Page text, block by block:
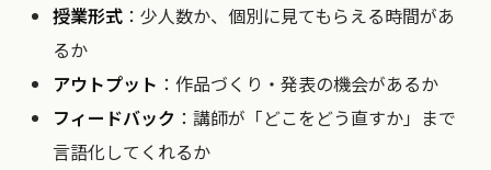
授業形式 ：少人数か、個別に見てもらえる時間があ
るか
アウトプット ：作品づくり・発表の機会があるか
フィードバック ：講師が「どこをどう直すか」まで
言語化してくれるか